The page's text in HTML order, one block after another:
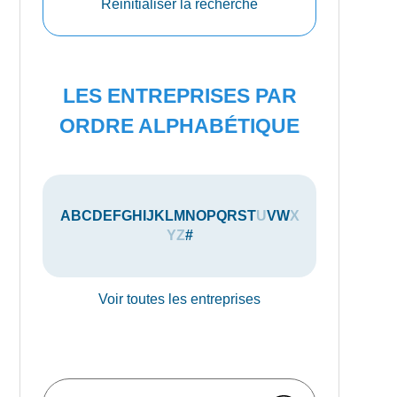
Réinitialiser la recherche
LES ENTREPRISES PAR
ORDRE ALPHABÉTIQUE
A BC D E FGH J K LM NOPQRSTUVWX
YZ#
Voir toutes les entreprises